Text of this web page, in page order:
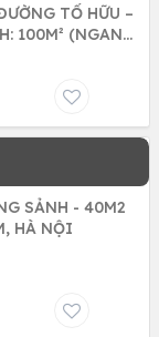
TỐ HỮU –
100M² (NGANG
SẢNH - 40M2
HÀ NỘI